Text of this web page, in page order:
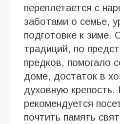
переплетается с
заботами о семье,
подготовке к зиме.
традиций, по
предков, помогало
доме, достаток в
духовную
рекомендуется
почтить память